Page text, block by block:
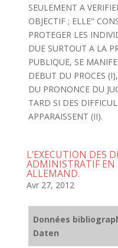
SEULEMENT A
OBJECTIF ; ELLE"
PROTEGER LES
DUE SURTOUT A LA
PUBLIQUE, SE
DEBUT DU PROCES
DU PRONONCE DU
TARD SI DES
APPARAISSENT (II).
L’EXECUTION DES
ADMINISTRATIF EN
ALLEMAND.
Avr 27, 2012
Données
Daten